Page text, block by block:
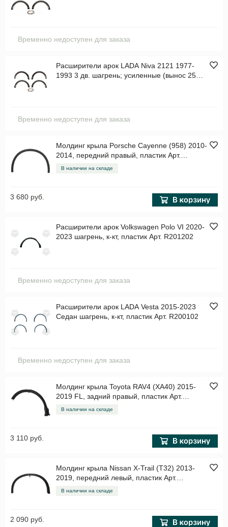
Временно недоступен для заказа
Расширители арок LADA Niva 2121 1977-
1993 3 дв. шагрень; усиленные (вынос 25
Временно недоступен для заказа
Молдинг крыла Porsche Cayenne (958) 2010-
2014, передний правый, пластик Арт.
STPR02016M1
В наличии на складе
3 680 руб.
Расширители арок Volkswagen Polo VI 2020-
2023 шагрень, к-кт, пластик Арт. R201202
Временно недоступен для заказа
Расширители арок LADA Vesta 2015-2023
Седан шагрень, к-кт, пластик Арт. R200102
Временно недоступен для заказа
Молдинг крыла Toyota RAV4 (XA40) 2015-
2019 FL, задний правый, пластик Арт.
STTYY4064MB1
В наличии на складе
3 110 руб.
Молдинг крыла Nissan X-Trail (T32) 2013-
2019, передний левый, пластик Арт.
STDTU3016M2
В наличии на складе
2 090 руб.